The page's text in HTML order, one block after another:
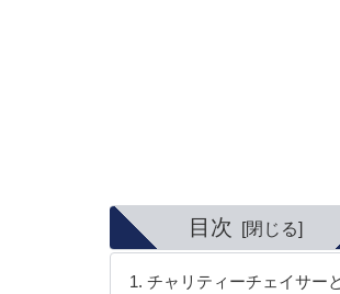
目次
チャリティーチェイサー